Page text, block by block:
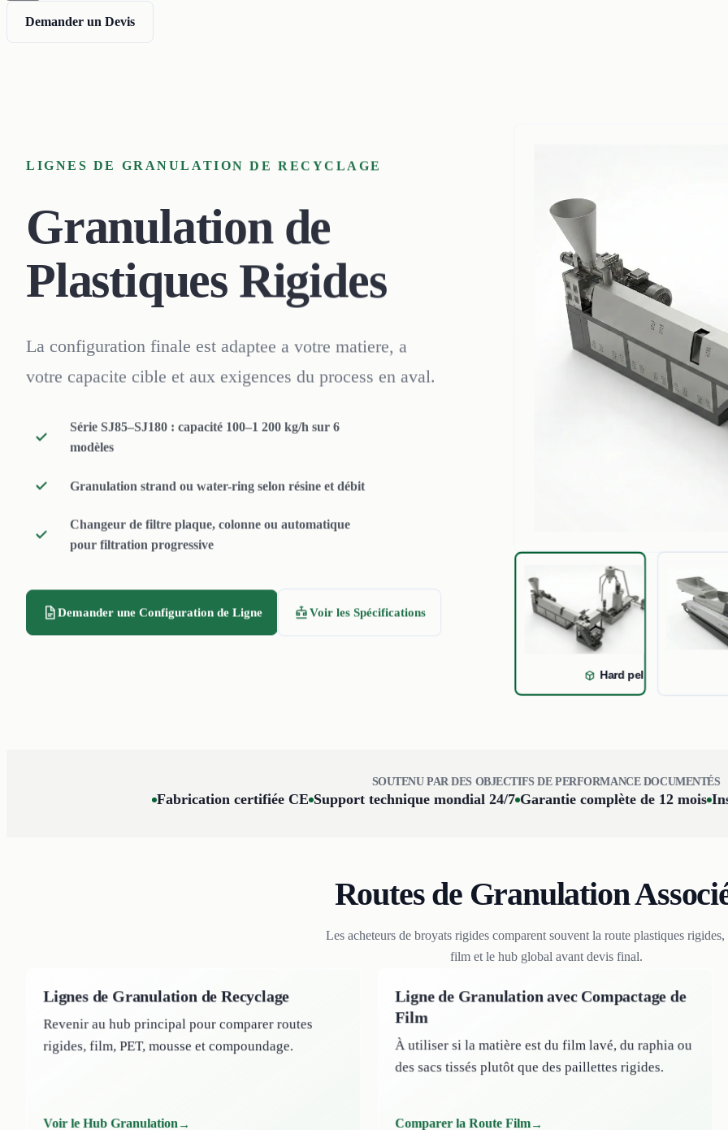
Demander un Devis
LIGNES DE GRANULATION DE RECYCLAGE
Granulation de
Plastiques Rigides
La configuration finale est adaptee a votre matiere, a
votre capacite cible et aux exigences du process en aval.
Série SJ85–SJ180 : capacité 100–1 200 kg/h sur 6
modèles
Granulation strand ou water-ring selon résine et débit
Changeur de filtre plaque, colonne ou automatique
pour filtration progressive
Demander une Configuration de Ligne Voir les Spécifications
Hard pelletizing line
SOUTENU PAR DES OBJECTIFS DE PERFORMANCE DOCUMENTÉS
Fabrication certifiée CE Support technique mondial 24/7 Garantie complète de 12 mois
Routes de Granulation
Les acheteurs de broyats rigides comparent souvent la route plastiques
film et le hub global avant devis final.
Lignes de Granulation de Recyclage
Revenir au hub principal pour comparer routes
rigides, film, PET, mousse et compoundage.
Voir le Hub Granulation
Ligne de Granulation avec Compactage de
Film
À utiliser si la matière est du film lavé, du raphia ou
des sacs tissés plutôt que des paillettes rigides.
Comparer la Route Film